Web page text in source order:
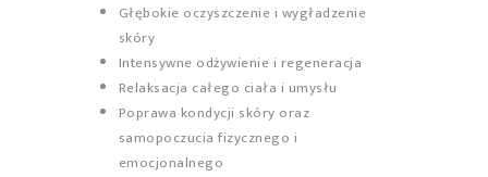
Głębokie oczyszczenie i wygładzenie
skóry
Intensywne odżywienie i regeneracja
Relaksacja całego ciała i umysłu
Poprawa kondycji skóry oraz
samopoczucia fizycznego i
emocjonalnego